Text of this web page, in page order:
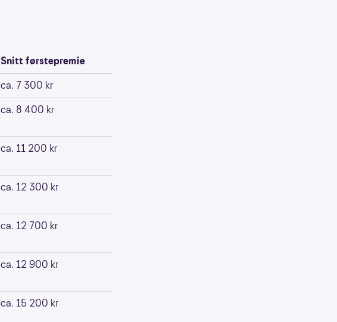
Snitt førstepremie
ca. 7 300 kr
ca. 8 400 kr
ca. 11 200 kr
ca. 12 300 kr
ca. 12 700 kr
ca. 12 900 kr
ca. 15 200 kr